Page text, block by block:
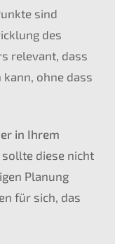
sind
des
relevant, dass
ohne dass
in Ihrem
diese nicht
Planung
für sich, das